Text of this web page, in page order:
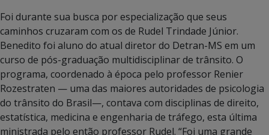
Foi durante sua busca por especialização que seus
caminhos cruzaram com os de Rudel Trindade Júnior.
Benedito foi aluno do atual diretor do Detran-MS em um
curso de pós-graduação multidisciplinar de trânsito. O
programa, coordenado à época pelo professor Renier
Rozestraten — uma das maiores autoridades de psicologia
do trânsito do Brasil—, contava com disciplinas de direito,
estatística, medicina e engenharia de tráfego, esta última
ministrada pelo então professor Rudel. “Foi uma grande